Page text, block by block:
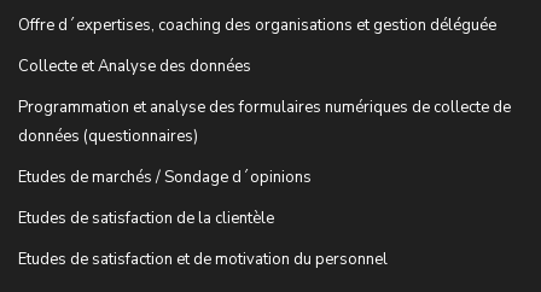
Offre d´expertises, coaching des organisations et gestion déléguée
Collecte et Analyse des données
Programmation et analyse des formulaires numériques de collecte de
données (questionnaires)
Etudes de marchés / Sondage d´opinions
Etudes de satisfaction de la clientèle
Etudes de satisfaction et de motivation du personnel